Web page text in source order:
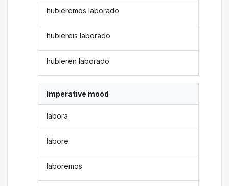
hubiéremos laborado
hubiereis laborado
hubieren laborado
Imperative mood
labora
labore
laboremos